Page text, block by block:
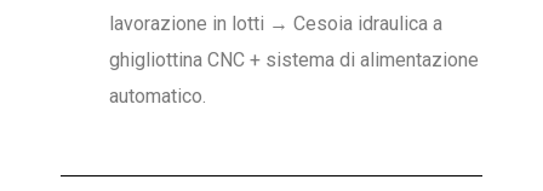
lavorazione in lotti → Cesoia idraulica a
ghigliottina CNC + sistema di alimentazione
automatico.